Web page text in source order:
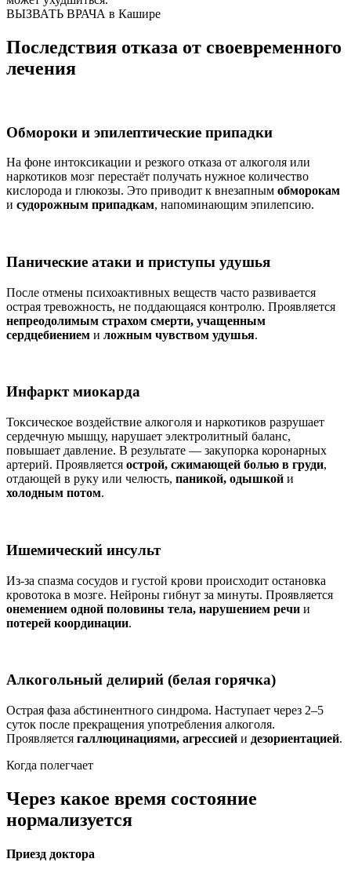
ВЫЗВАТЬ ВРАЧА в Кашире
Последствия отказа от своевременного
лечения
Обмороки и эпилептические припадки
На фоне интоксикации и резкого отказа от алкоголя или
наркотиков мозг перестаёт получать нужное количество
кислорода и глюкозы. Это приводит к внезапным обморокам
и судорожным припадкам, напоминающим эпилепсию.
Панические атаки и приступы удушья
После отмены психоактивных веществ часто развивается
острая тревожность, не поддающаяся контролю. Проявляется
непреодолимым страхом смерти, учащенным
сердцебиением и ложным чувством удушья.
Инфаркт миокарда
Токсическое воздействие алкоголя и наркотиков разрушает
сердечную мышцу, нарушает электролитный баланс,
повышает давление. В результате — закупорка коронарных
артерий. Проявляется острой, сжимающей болью в груди,
отдающей в руку или челюсть, паникой, одышкой и
холодным потом.
Ишемический инсульт
Из-за спазма сосудов и густой крови происходит остановка
кровотока в мозге. Нейроны гибнут за минуты. Проявляется
онемением одной половины тела, нарушением речи и
потерей координации.
Алкогольный делирий (белая горячка)
Острая фаза абстинентного синдрома. Наступает через 2–5
суток после прекращения употребления алкоголя.
Проявляется галлюцинациями, агрессией и дезориентацией.
Когда полегчает
Через какое время состояние
нормализуется
Приезд доктора